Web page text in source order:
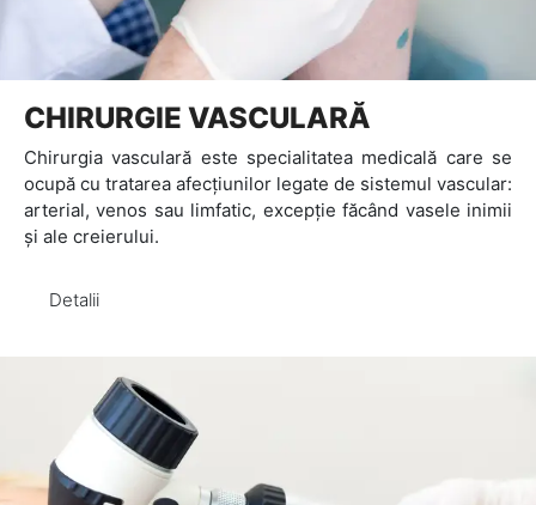
CHIRURGIE VASCULARĂ
Chirurgia vasculară este specialitatea medicală care se
ocupă cu tratarea afecțiunilor legate de sistemul vascular:
arterial, venos sau limfatic, excepție făcând vasele inimii
și ale creierului.
Detalii